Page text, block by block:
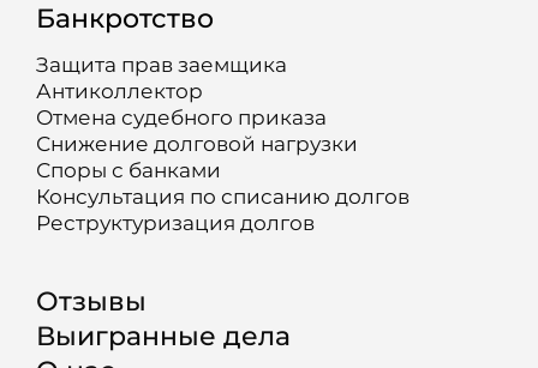
Банкротство
Защита прав заемщика
Антиколлектор
Отмена судебного приказа
Снижение долговой нагрузки
Споры с банками
Консультация по списанию долгов
Реструктуризация долгов
Отзывы
Выигранные дела